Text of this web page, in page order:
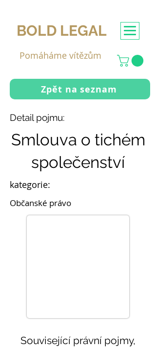
BOLD LEGAL
Pomáháme vítězům
Zpět na seznam
Detail pojmu:
Smlouva o tichém
společenství
kategorie:
Občanské právo
Související právní pojmy,